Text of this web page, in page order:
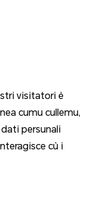
visitatori è
cumu cullemu,
persunali
cù i